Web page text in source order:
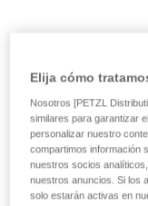
RESCUE
Polea de alta
La polea RESCUE
Elija cómo
Nosotros [PETZL
similares para garantizar
personalizar nuestro
compartimos información
nuestros socios
nuestros anuncios. Si los
solo estarán activas en